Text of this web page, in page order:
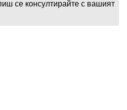
се консултирайте с вашият